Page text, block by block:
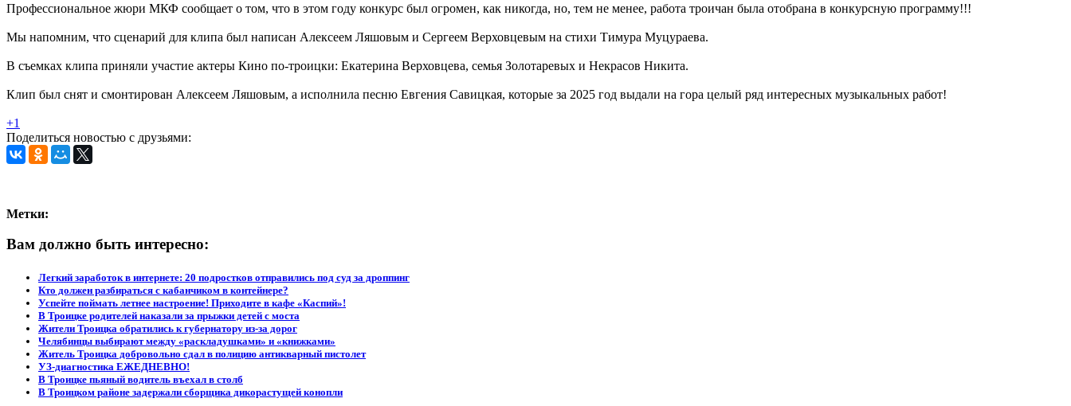
Профессиональное жюри МКФ сообщает о том, что в этом году конкурс был огромен, как никогда, но, тем не менее, работа троичан была отобрана в конкурсную программу!!!
Мы напомним, что сценарий для клипа был написан Алексеем Ляшовым и Сергеем Верховцевым на стихи Тимура Муцураева.
В съемках клипа приняли участие актеры Кино по-троицки: Екатерина Верховцева, семья Золотаревых и Некрасов Никита.
Клип был снят и смонтирован Алексеем Ляшовым, а исполнила песню Евгения Савицкая, которые за 2025 год выдали на гора целый ряд интересных музыкальных работ!
+1
Поделиться новостью с друзьями:
Метки:
Вам должно быть интересно:
Легкий заработок в интернете: 20 подростков отправились под суд за дроппинг
Кто должен разбираться с кабанчиком в контейнере?
Успейте поймать летнее настроение! Приходите в кафе «Каспий»!
В Троицке родителей наказали за прыжки детей с моста
Жители Троицка обратились к губернатору из-за дорог
Челябинцы выбирают между «раскладушками» и «книжками»
Житель Троицка добровольно сдал в полицию антикварный пистолет
УЗ-диагностика ЕЖЕДНЕВНО!
В Троицке пьяный водитель въехал в столб
В Троицком районе задержали сборщика дикорастущей конопли